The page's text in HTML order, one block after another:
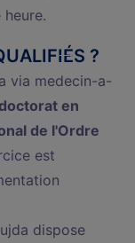
?
via medecin-a-
en
de l'Ordre
est
dispose